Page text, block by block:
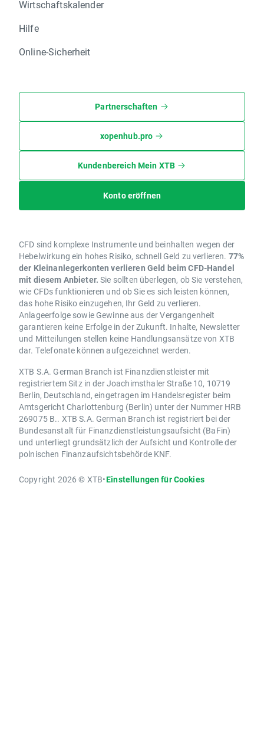
Wirtschaftskalender
Hilfe
Online-Sicherheit
Partnerschaften
xopenhub.pro
Kundenbereich Mein XTB
Konto eröffnen
CFD sind komplexe Instrumente und beinhalten wegen der
Hebelwirkung ein hohes Risiko, schnell Geld zu verlieren. 77%
der Kleinanlegerkonten verlieren Geld beim CFD-Handel
mit diesem Anbieter. Sie sollten überlegen, ob Sie verstehen,
wie CFDs funktionieren und ob Sie es sich leisten können,
das hohe Risiko einzugehen, Ihr Geld zu verlieren.
Anlageerfolge sowie Gewinne aus der Vergangenheit
garantieren keine Erfolge in der Zukunft. Inhalte, Newsletter
und Mitteilungen stellen keine Handlungsansätze von XTB
dar. Telefonate können aufgezeichnet werden.
XTB S.A. German Branch ist Finanzdienstleister mit
registriertem Sitz in der Joachimsthaler Straße 10, 10719
Berlin, Deutschland, eingetragen im Handelsregister beim
Amtsgericht Charlottenburg (Berlin) unter der Nummer HRB
269075 B.. XTB S.A. German Branch ist registriert bei der
Bundesanstalt für Finanzdienstleistungsaufsicht (BaFin)
und unterliegt grundsätzlich der Aufsicht und Kontrolle der
polnischen Finanzaufsichtsbehörde KNF.
Copyright 2026 © XTB•Einstellungen für Cookies